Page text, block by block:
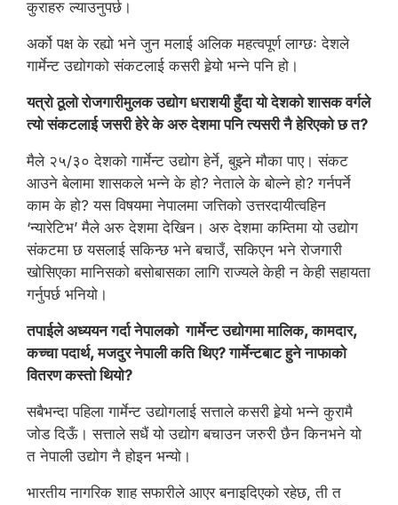
कुराहरु ल्याउनुपर्छ।
अर्को पक्ष के रह्यो भने जुन मलाई अलिक महत्वपूर्ण लाग्छः देशले
गार्मेन्ट उद्योगको संकटलाई कसरी हेर्‍यो भन्ने पनि हो।
यत्रो ठूलो रोजगारीमुलक उद्योग धराशयी हुँदा यो देशको शासक वर्गले
त्यो संकटलाई जसरी हेरे के अरु देशमा पनि त्यसरी नै हेरिएको छ त?
मैले २५/३० देशको गार्मेन्ट उद्योग हेर्ने, बुझ्ने मौका पाए। संकट
आउने बेलामा शासकले भन्ने के हो? नेताले के बोल्ने हो? गर्नपर्ने
काम के हो? यस विषयमा नेपालमा जत्तिको उत्तरदायीत्वहिन
‘न्यारेटिभ’ मैले अरु देशमा देखिन। अरु देशमा कम्तिमा यो उद्योग
संकटमा छ यसलाई सकिन्छ भने बचाउँ, सकिएन भने रोजगारी
खोसिएका मानिसको बसोबासका लागि राज्यले केही न केही सहायता
गर्नुपर्छ भनियो।
तपाईले अध्ययन गर्दा नेपालको गार्मेन्ट उद्योगमा मालिक, कामदार,
कच्चा पदार्थ, मजदुर नेपाली कति थिए? गार्मेन्टबाट हुने नाफाको
वितरण कस्तो थियो?
सबैभन्दा पहिला गार्मेन्ट उद्योगलाई सत्ताले कसरी हेर्‍यो भन्ने कुरामै
जोड दिऊँ। सत्ताले सधैं यो उद्योग बचाउन जरुरी छैन किनभने यो
त नेपाली उद्योग नै होइन भन्यो।
भारतीय नागरिक शाह सफारीले आएर बनाइदिएको रहेछ, ती त